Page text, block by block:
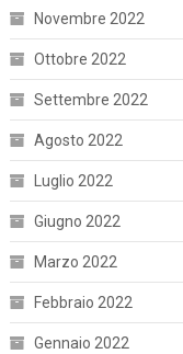
Novembre 2022
Ottobre 2022
Settembre 2022
Agosto 2022
Luglio 2022
Giugno 2022
Marzo 2022
Febbraio 2022
Gennaio 2022